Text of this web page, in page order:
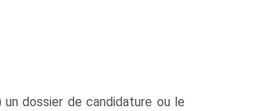
un dossier de candidature ou le